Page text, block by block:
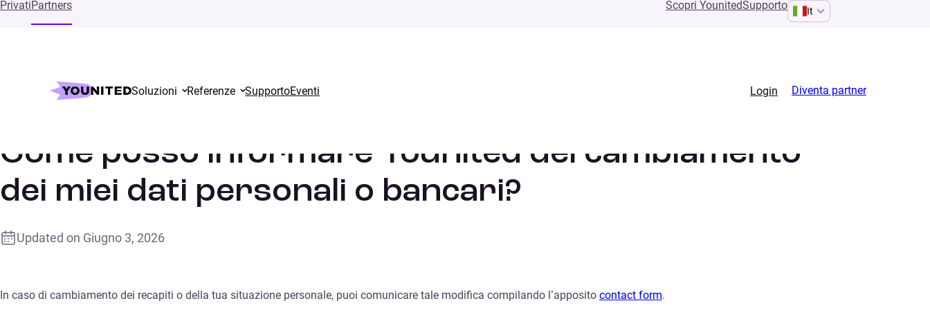
PrivatiPartners Scopri YounitedSupporto It
Soluzioni Referenze SupportoEventi Login
Diventa partner
Come posso informare Younited del cambiamento
dei miei dati personali o bancari?
Updated on Giugno 3, 2026
In caso di cambiamento dei recapiti o della tua situazione personale, puoi comunicare tale modifica compilando l’apposito contact form.